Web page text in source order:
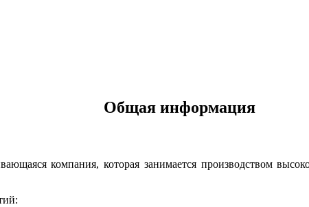
Общая информация
компания, которая занимается производством